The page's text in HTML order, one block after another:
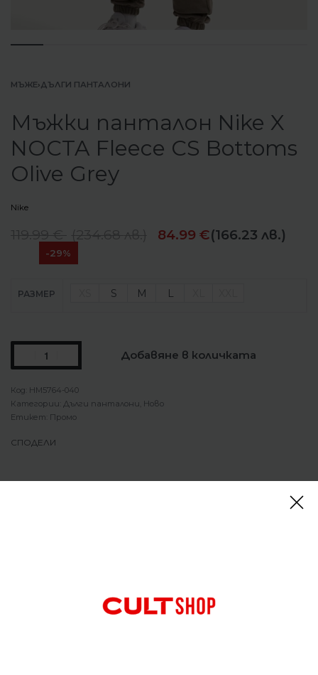
МЪЖЕ›ДЪЛГИ ПАНТАЛОНИ
Мъжки панталон Nike X
NOCTA Fleece CS Bottoms
Olive Grey
Nike
84.99 €(166.23 лв.)
-29%
РАЗМЕР S M L
Добавяне в количката
HM5764-040
Категории: Дълги панталони Ново
Етикет: Промо
СПОДЕЛИ
можете да обличате по-елегантно или по-леко.